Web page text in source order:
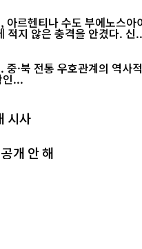
르헨티나 수도 부에노스
월드컵 2연패가 무산된 직후 벌어진 이번 소요 사태는 아르헨티나 사
인...
시사
개 안 해